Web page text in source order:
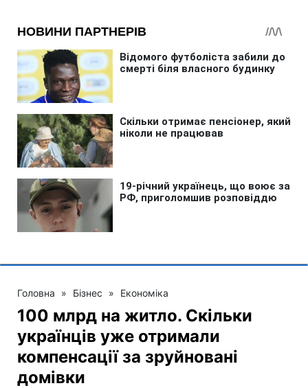
Головна » Бізнес » Економіка
100 млрд на житло. Скільки
українців уже отримали
компенсації за зруйновані
домівки